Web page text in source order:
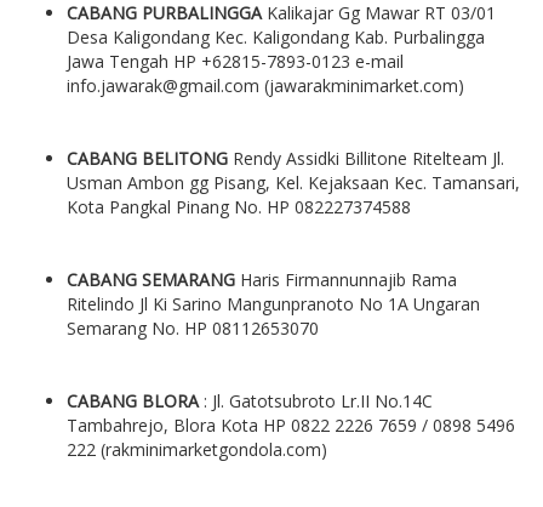
CABANG PURBALINGGA Kalikajar Gg Mawar RT 03/01
Desa Kaligondang Kec. Kaligondang Kab. Purbalingga
Jawa Tengah HP +62815-7893-0123 e-mail
info.jawarak@gmail.com (jawarakminimarket.com)
CABANG BELITONG Rendy Assidki Billitone Ritelteam Jl.
Usman Ambon gg Pisang, Kel. Kejaksaan Kec. Tamansari,
Kota Pangkal Pinang No. HP 082227374588
CABANG SEMARANG Haris Firmannunnajib Rama
Ritelindo Jl Ki Sarino Mangunpranoto No 1A Ungaran
Semarang No. HP 08112653070
CABANG BLORA : Jl. Gatotsubroto Lr.II No.14C
Tambahrejo, Blora Kota HP 0822 2226 7659 / 0898 5496
222 (rakminimarketgondola.com)